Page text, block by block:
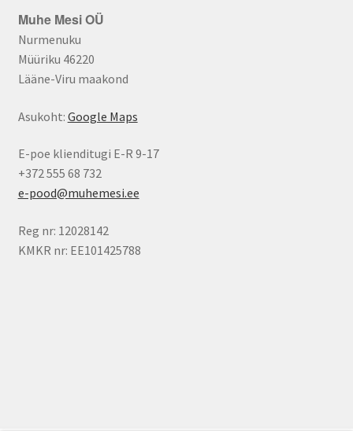
Muhe Mesi OÜ
Nurmenuku
Müüriku 46220
Lääne-Viru maakond
Asukoht: Google Maps
E-poe klienditugi E-R 9-17
+372 555 68 732
e-pood@muhemesi.ee
Reg nr: 12028142
KMKR nr: EE101425788